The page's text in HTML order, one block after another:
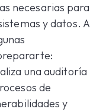
necesarias para
y datos. A
una auditoría
de
y